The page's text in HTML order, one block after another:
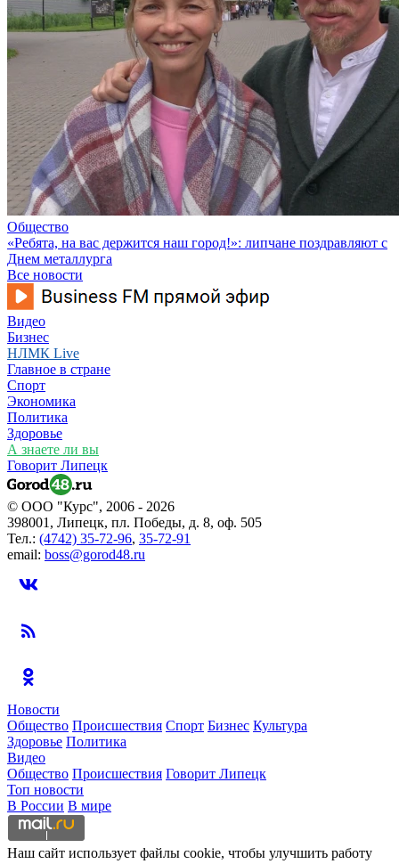
Общество
«Ребята, на вас держится наш город!»: липчане поздравляют с
Днем металлурга
Все новости
Видео
Бизнес
НЛМК Live
Главное в стране
Спорт
Экономика
Политика
Здоровье
А знаете ли вы
Говорит Липецк
© ООО "Курс", 2006 - 2026
398001, Липецк, пл. Победы, д. 8, оф. 505
Тел.: (4742) 35-72-96, 35-72-91
email: boss@gorod48.ru
Новости
Общество Происшествия Спорт Бизнес Культура
Здоровье Политика
Видео
Общество Происшествия Говорит Липецк
Топ новости
В России В мире
Наш сайт использует файлы cookie, чтобы улучшить работу